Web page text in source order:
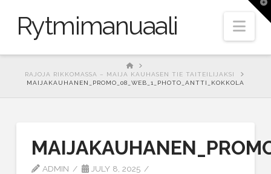
Rytmimanuaali
HOME
RAJOJA RIKKOMASSA – MAIJA KAUHASEN TIE TAITEILIJAKSI
MAIJAKAUHANEN_PROMO_08_WEB_1_PHOTO_ANTTI_KOKKOLA
ADMIN JULY 8, 2025